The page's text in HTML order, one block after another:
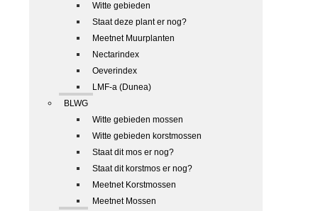
Witte gebieden
Staat deze plant er nog?
Meetnet Muurplanten
Nectarindex
Oeverindex
LMF-a (Dunea)
BLWG
Witte gebieden mossen
Witte gebieden korstmossen
Staat dit mos er nog?
Staat dit korstmos er nog?
Meetnet Korstmossen
Meetnet Mossen